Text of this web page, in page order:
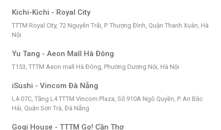
Kichi-Kichi - Royal City
TTTM Royal City, 72 Nguyễn Trãi, P. Thượng Đình, Quận Thanh Xuân, Hà
Nội
Yu Tang - Aeon Mall Hà Đông
T153, TTTM Aeon mall Hà Đông, Phường Dương Nội, Hà Nội
iSushi - Vincom Đà Nẵng
L4-07C, Tầng L4 TTTM Vincom Plaza, Số 910A Ngô Quyền, P. An Bắc
Hải, Quận Sơn Trà, Đà Nẵng
Gogi House - TTTM Go! Cần Thơ